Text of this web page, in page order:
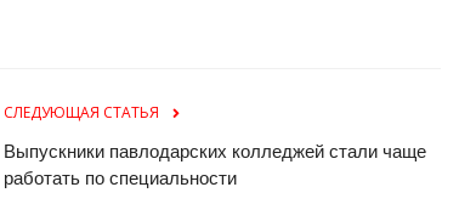
СЛЕДУЮЩАЯ СТАТЬЯ
Выпускники павлодарских колледжей стали чаще
работать по специальности